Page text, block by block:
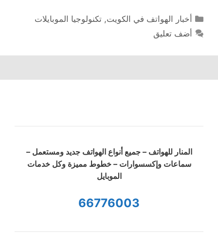
التصنيفات
أخبار الهواتف في الكويت,تكنولوجيا الموبايلات
أضف تعليق
المنار للهواتف – جميع أنواع الهواتف جديد ومستعمل –
سماعات وإكسسوارات – خطوط مميزة وكل خدمات
الموبايل
66776003